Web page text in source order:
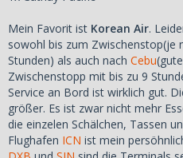
Mein Favorit ist Korean Air.
sowohl bis zum Zwischenstop(je
Stunden) als auch nach Cebu
Zwischenstopp mit bis zu 9
Service an Bord ist wirklich gut.
größer. Es ist zwar nicht mehr
die einzelen Schälchen, Tassen
Flughafen ICN ist mein